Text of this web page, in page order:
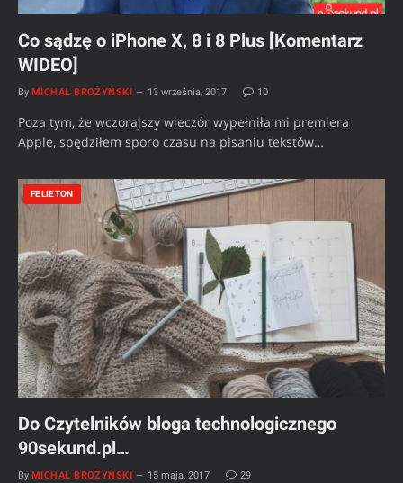
Co sądzę o iPhone X, 8 i 8 Plus [Komentarz
WIDEO]
By MICHAŁ BROŻYŃSKI 13 września, 2017 10
Poza tym, że wczorajszy wieczór wypełniła mi premiera
Apple, spędziłem sporo czasu na pisaniu tekstów…
FELIETON
Do Czytelników bloga technologicznego
90sekund.pl…
By MICHAŁ BROŻYŃSKI 15 maja, 2017 29